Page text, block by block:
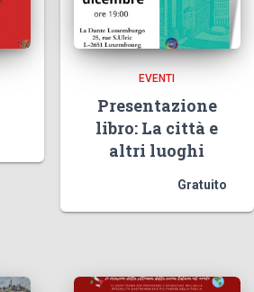
EVENTI
Presentazione
libro: La città e
altri luoghi
Gratuito